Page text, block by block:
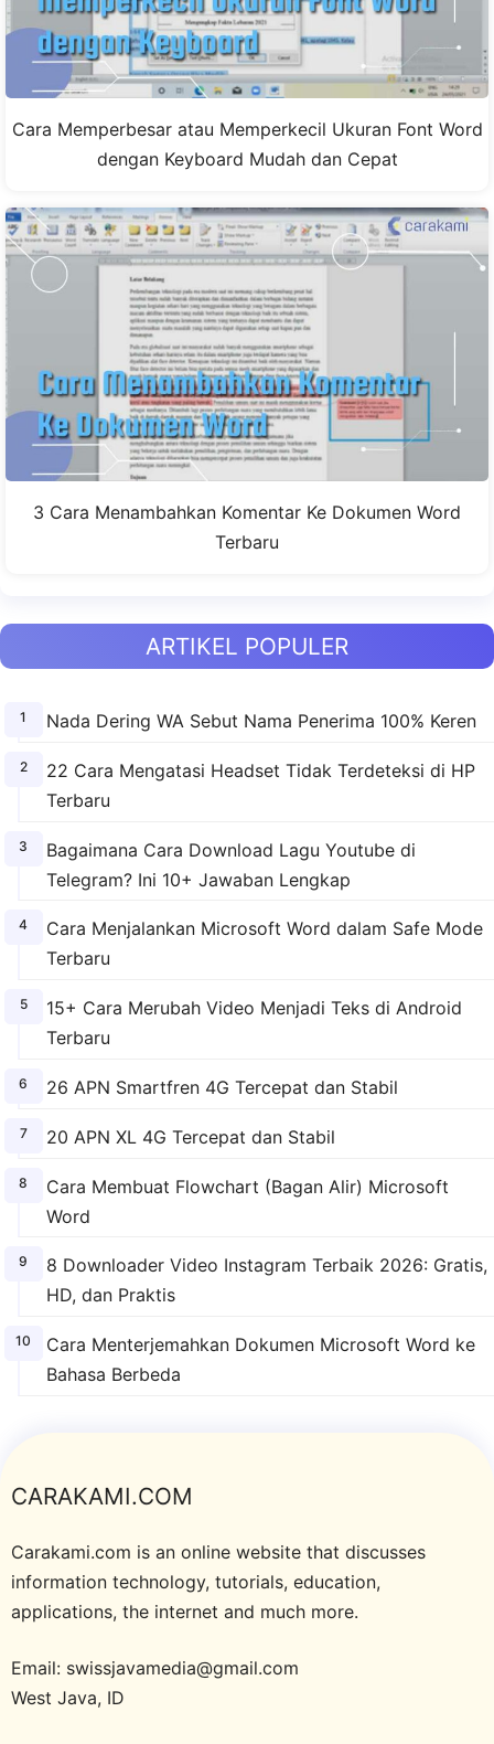
Cara Memperbesar atau Memperkecil Ukuran Font Word
dengan Keyboard Mudah dan Cepat
3 Cara Menambahkan Komentar Ke Dokumen Word
Terbaru
ARTIKEL POPULER
Nada Dering WA Sebut Nama Penerima 100% Keren
22 Cara Mengatasi Headset Tidak Terdeteksi di HP
Terbaru
Bagaimana Cara Download Lagu Youtube di
Telegram? Ini 10+ Jawaban Lengkap
Cara Menjalankan Microsoft Word dalam Safe Mode
Terbaru
15+ Cara Merubah Video Menjadi Teks di Android
Terbaru
26 APN Smartfren 4G Tercepat dan Stabil
20 APN XL 4G Tercepat dan Stabil
Cara Membuat Flowchart (Bagan Alir) Microsoft
Word
8 Downloader Video Instagram Terbaik 2026: Gratis,
HD, dan Praktis
Cara Menterjemahkan Dokumen Microsoft Word ke
Bahasa Berbeda
CARAKAMI.COM
Carakami.com is an online website that discusses
information technology, tutorials, education,
applications, the internet and much more.
Email: swissjavamedia@gmail.com
West Java, ID